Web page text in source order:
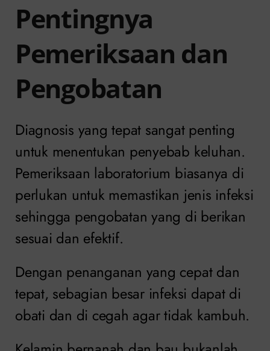
Pentingnya
Pemeriksaan dan
Pengobatan
Diagnosis yang tepat sangat penting
untuk menentukan penyebab keluhan.
Pemeriksaan laboratorium biasanya di
perlukan untuk memastikan jenis infeksi
sehingga pengobatan yang di berikan
sesuai dan efektif.
Dengan penanganan yang cepat dan
tepat, sebagian besar infeksi dapat di
obati dan di cegah agar tidak kambuh.